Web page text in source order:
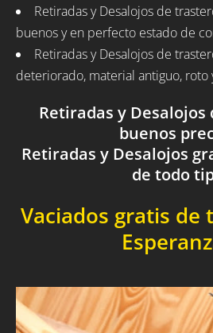
Retiradas y Desalojos de
buenos y en perfecto estado de
Retiradas y Desalojos de
deteriorado, material antiguo, roto
Retiradas y Desalojos
buenos
Retiradas y Desalojos
de todo
Vaciados gratis de